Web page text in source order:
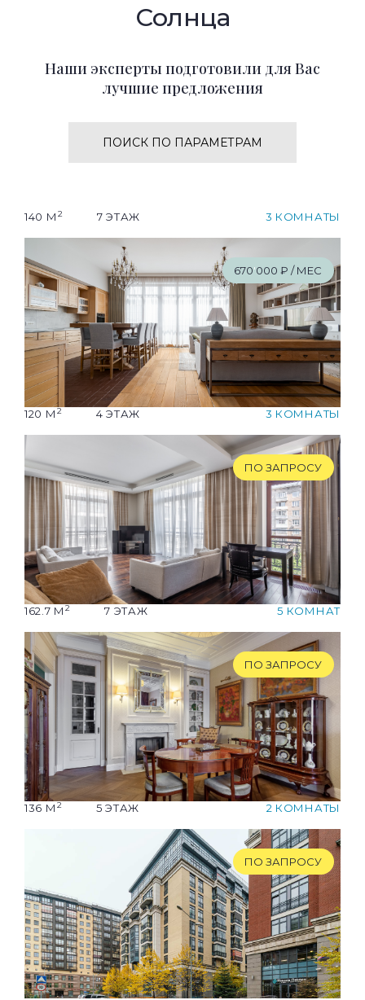
Солнца
Наши эксперты подготовили для Вас
лучшие предложения
ПОИСК ПО ПАРАМЕТРАМ
140 М 2 7 ЭТАЖ 3 КОМНАТЫ
670'000 ₽ / МЕС
120 М 2 4 ЭТАЖ 3 КОМНАТЫ
ПО ЗАПРОСУ
162.7 М 2 7 ЭТАЖ 5 КОМНАТ
ПО ЗАПРОСУ
136 М 2 5 ЭТАЖ 2 КОМНАТЫ
ПО ЗАПРОСУ